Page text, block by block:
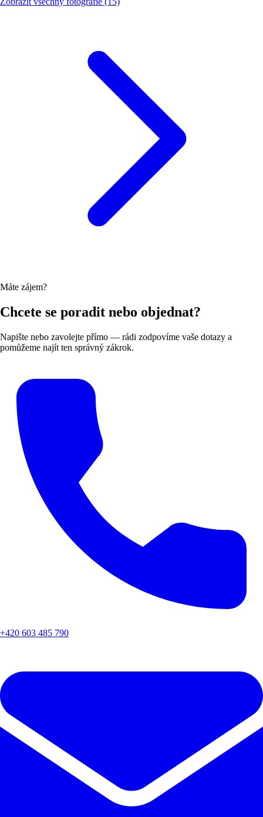
Máte zájem?
Chcete se poradit nebo objednat?
Napište nebo zavolejte přímo — rádi zodpovíme vaše dotazy a
pomůžeme najít ten správný zákrok.
+420 603 485 790